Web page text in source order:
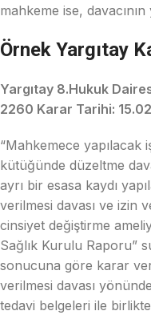
mahkeme ise,
Örnek Yargıtay
Yargıtay 8.Hukuk
2260 Karar Tarihi:
“Mahkemece
kütüğünde düzeltme
ayrı bir esasa kaydı
verilmesi davası ve izin
cinsiyet değiştirme
Sağlık Kurulu Raporu”
sonucuna göre karar
verilmesi davası
tedavi belgeleri ile